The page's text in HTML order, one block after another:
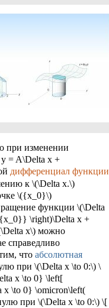
при изменении
y = A\Delta x +
дифференциал функции
к \(\Delta x.\)
\({x_0}\)
функции \(\Delta
\right)\Delta x +
x\) можно
справедливо
что абсолютная
при \(\Delta x \to 0:\) \
x \to 0} \left[
\to 0} \omicron\left(
при \(\Delta x \to 0:\) \[